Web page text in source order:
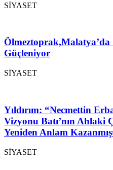
SİYASET
Ölmeztoprak,Malatya’da
Güçleniyor
SİYASET
Yıldırım: “Necmettin
Vizyonu Batı’nın Ahlaki
Yeniden Anlam
SİYASET